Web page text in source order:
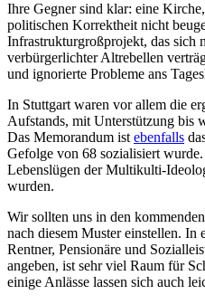
Ihre Gegner sind klar: eine
politischen Korrektheit nicht
Infrastrukturgroßprojekt, das sich
verbürgerlichter Altrebellen
und ignorierte Probleme ans
In Stuttgart waren vor allem die
Aufstands, mit Unterstützung bis
Das Memorandum ist ebenfalls
Gefolge von 68 sozialisiert
Lebenslügen der Multikulti-
wurden.
Wir sollten uns in den
nach diesem Muster einstellen. In
Rentner, Pensionäre und
angeben, ist sehr viel Raum für
einige Anlässe lassen sich auch